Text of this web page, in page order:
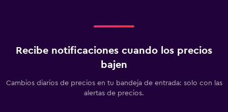
Recibe notificaciones cuando los precios
bajen
Cambios diarios de precios en tu bandeja de entrada: solo con las
alertas de precios.